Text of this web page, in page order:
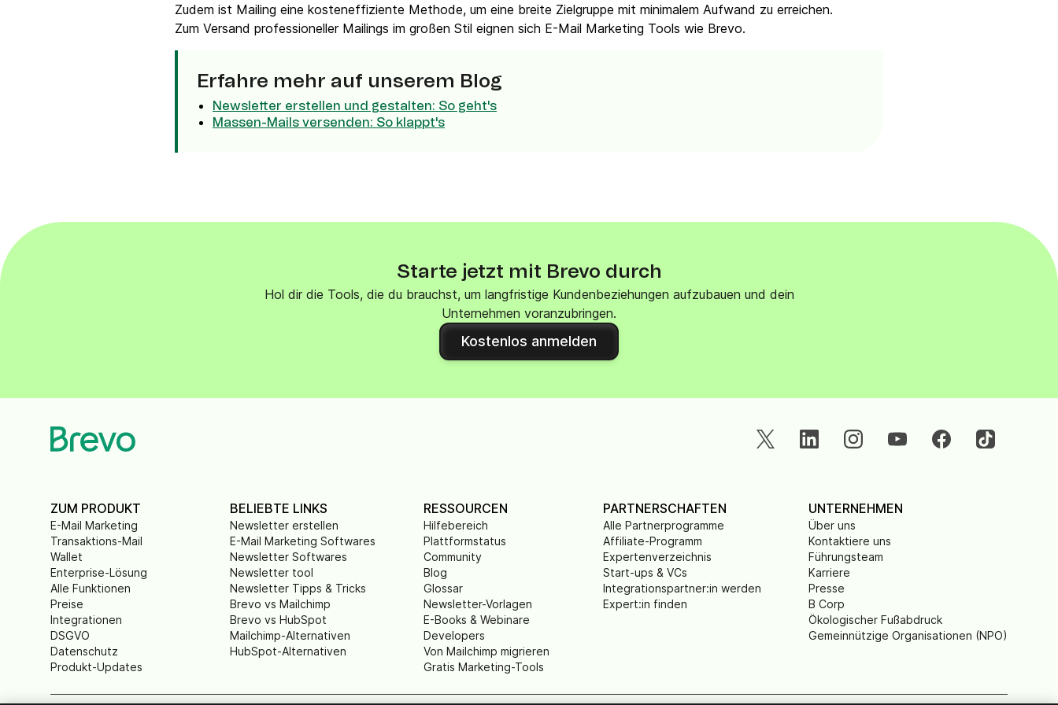
Integrationen
Verbinde Brevo mit 150+ digitalen Tools wie
Shopify, WordPress, Stripe, Zapier und mehr.
VoIP Phone
Zudem ist Mailing eine kosteneffiziente Methode, um eine breite Zielgruppe mit minimalem Aufwand zu erreichen.
Zum Versand professioneller Mailings im großen Stil eignen sich E-Mail Marketing Tools wie Brevo.
Erfahre mehr auf unserem Blog
Newsletter erstellen und gestalten: So geht's
Massen-Mails versenden: So klappt's
Starte jetzt mit Brevo durch
Hol dir die Tools, die du brauchst, um langfristige Kundenbeziehungen aufzubauen und dein
Unternehmen voranzubringen.
Kostenlos anmelden
ZUM PRODUKT
E-Mail Marketing
Transaktions-Mail
Wallet
Enterprise-Lösung
Alle Funktionen
Preise
Integrationen
DSGVO
Datenschutz
Produkt-Updates
BELIEBTE LINKS
Newsletter erstellen
E-Mail Marketing Softwares
Newsletter Softwares
Newsletter tool
Newsletter Tipps & Tricks
Brevo vs Mailchimp
Brevo vs HubSpot
Mailchimp-Alternativen
HubSpot-Alternativen
RESSOURCEN
Hilfebereich
Plattformstatus
Community
Blog
Glossar
Newsletter-Vorlagen
E-Books & Webinare
Developers
Von Mailchimp migrieren
Gratis Marketing-Tools
PARTNERSCHAFTEN
Alle Partnerprogramme
Affiliate-Programm
Expertenverzeichnis
Start-ups & VCs
Integrationspartner:in werden
Expert:in finden
UNTERNEHMEN
Über uns
Kontaktiere uns
Führungsteam
Karriere
Presse
B Corp
Ökologischer Fußabdruck
Gemeinnützige Organisationen (NPO)